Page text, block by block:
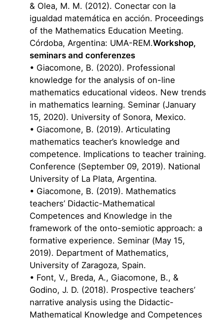
& Olea, M. M. (2012). Conectar con la
igualdad matemática en acción. Proceedings
of the Mathematics Education Meeting.
Córdoba, Argentina: UMA-REM.Workshop,
seminars and conferenzes
• Giacomone, B. (2020). Professional
knowledge for the analysis of on-line
mathematics educational videos. New trends
in mathematics learning. Seminar (January
15, 2020). University of Sonora, Mexico.
• Giacomone, B. (2019). Articulating
mathematics teacher’s knowledge and
competence. Implications to teacher training.
Conference (September 09, 2019). National
University of La Plata, Argentina.
• Giacomone, B. (2019). Mathematics
teachers’ Didactic-Mathematical
Competences and Knowledge in the
framework of the onto-semiotic approach: a
formative experience. Seminar (May 15,
2019). Department of Mathematics,
University of Zaragoza, Spain.
• Font, V., Breda, A., Giacomone, B., &
Godino, J. D. (2018). Prospective teachers’
narrative analysis using the Didactic-
Mathematical Knowledge and Competences